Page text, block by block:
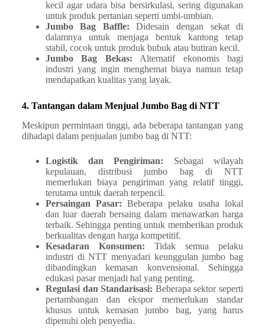
kecil agar udara bisa bersirkulasi, sering digunakan
untuk produk pertanian seperti umbi-umbian.
Jumbo Bag Baffle: Didesain dengan sekat di
dalamnya untuk menjaga bentuk kantong tetap
stabil, cocok untuk produk bubuk atau butiran kecil.
Jumbo Bag Bekas: Alternatif ekonomis bagi
industri yang ingin menghemat biaya namun tetap
mendapatkan kualitas yang layak.
4. Tantangan dalam Menjual Jumbo Bag di NTT
Meskipun permintaan tinggi, ada beberapa tantangan yang
dihadapi dalam penjualan jumbo bag di NTT:
Logistik dan Pengiriman: Sebagai wilayah
kepulauan, distribusi jumbo bag di NTT
memerlukan biaya pengiriman yang relatif tinggi,
terutama untuk daerah terpencil.
Persaingan Pasar: Beberapa pelaku usaha lokal
dan luar daerah bersaing dalam menawarkan harga
terbaik. Sehingga penting untuk memberikan produk
berkualitas dengan harga kompetitif.
Kesadaran Konsumen: Tidak semua pelaku
industri di NTT menyadari keunggulan jumbo bag
dibandingkan kemasan konvensional. Sehingga
edukasi pasar menjadi hal yang penting.
Regulasi dan Standarisasi: Beberapa sektor seperti
pertambangan dan ekspor memerlukan standar
khusus untuk kemasan jumbo bag, yang harus
dipenuhi oleh penyedia.